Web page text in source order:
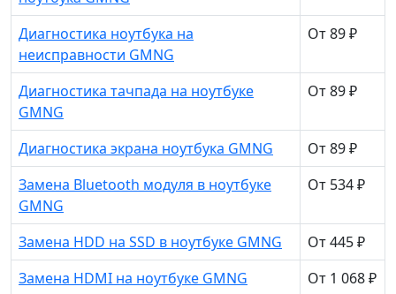
Диагностика ноутбука на
неисправности GMNG
От 89 ₽
Диагностика тачпада на ноутбуке
GMNG
От 89 ₽
Диагностика экрана ноутбука GMNG
От 89 ₽
Замена Bluetooth модуля в ноутбуке
GMNG
От 534 ₽
Замена HDD на SSD в ноутбуке GMNG
От 445 ₽
Замена HDMI на ноутбуке GMNG
От 1 068 ₽